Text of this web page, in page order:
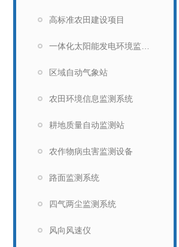
高标准农田建设项目
区域自动气象站
农田环境信息监测系统
耕地质量自动监测站
农作物病虫害监测设备
路面监测系统
四气两尘监测系统
风向风速仪